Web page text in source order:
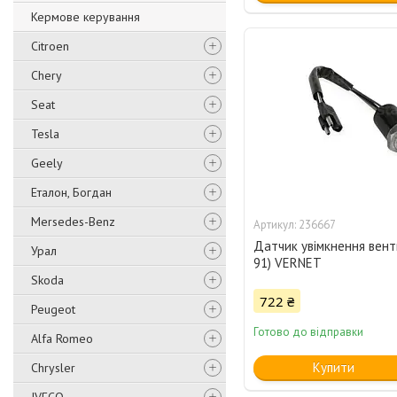
Кермове керування
Citroen
Chery
Seat
Tesla
Geely
Еталон, Богдан
Mersedes-Benz
Урал
Skoda
Peugeot
Alfa Romeo
Chrysler
236667
Датчик увімкнення
91) VERNET
722 ₴
Готово до відправки
Купити